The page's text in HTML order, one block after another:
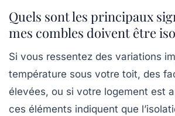
Quels sont les principaux
mes combles doivent être
Si vous ressentez des variations
température sous votre toit, des
élevées, ou si votre logement est
ces éléments indiquent que